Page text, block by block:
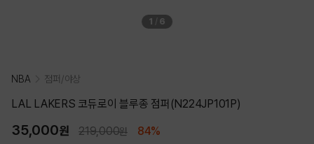
1 / 6
NBA 점퍼/야상
LAL LAKERS 코듀로이 블루종 점퍼(N224JP101P)
35,000원 219,000원 84%